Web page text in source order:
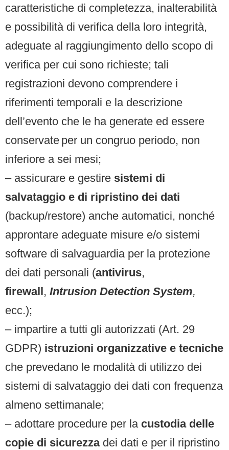
caratteristiche di completezza, inalterabilità
e possibilità di verifica della loro integrità,
adeguate al raggiungimento dello scopo di
verifica per cui sono richieste; tali
registrazioni devono comprendere i
riferimenti temporali e la descrizione
dell’evento che le ha generate ed essere
conservate per un congruo periodo, non
inferiore a sei mesi;
– assicurare e gestire sistemi di
salvataggio e di ripristino dei dati
(backup/restore) anche automatici, nonché
approntare adeguate misure e/o sistemi
software di salvaguardia per la protezione
dei dati personali (antivirus,
firewall , Intrusion Detection System,
ecc.);
– impartire a tutti gli autorizzati (Art. 29
GDPR) istruzioni organizzative e tecniche
che prevedano le modalità di utilizzo dei
sistemi di salvataggio dei dati con frequenza
almeno settimanale;
– adottare procedure per la custodia delle
copie di sicurezzadei dati e per il ripristino